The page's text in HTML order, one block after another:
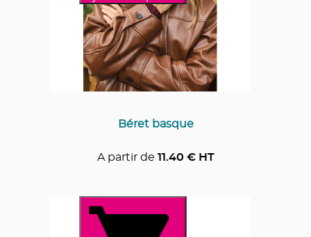
Béret basque
A partir de 11.40 € HT